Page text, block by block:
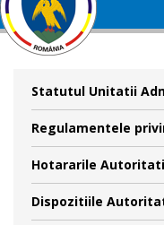
Statutul Unitatii
Regulamentele
Hotararile
Dispozitiile